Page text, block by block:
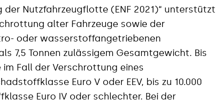
der Nutzfahrzeugflotte (ENF 2021)“ unterstützt
alter Fahrzeuge sowie der
oder wasserstoffangetriebenen
7,5 Tonnen zulässigem Gesamtgewicht. Bis
im Fall der Verschrottung eines
Euro V oder EEV, bis zu 10.000
Euro IV oder schlechter. Bei der